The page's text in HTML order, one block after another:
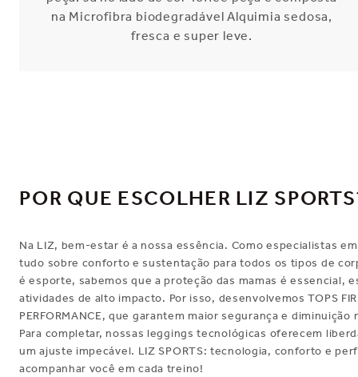
na Microfibra biodegradável Alquimia sedosa,
fresca e super leve.
POR QUE ESCOLHER LIZ
Na LIZ, bem-estar é a nossa essência. Como especialistas
tudo sobre conforto e sustentação para todos os tipos de
é esporte, sabemos que a proteção das mamas é essencial,
atividades de alto impacto. Por isso, desenvolvemos TOPS
PERFORMANCE, que garantem maior segurança e
Para completar, nossas leggings tecnológicas oferecem
um ajuste impecável. LIZ SPORTS: tecnologia, conforto e
acompanhar você em cada treino!